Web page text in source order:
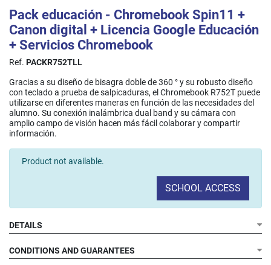
Pack educación - Chromebook Spin11 +
Canon digital + Licencia Google Educación
+ Servicios Chromebook
Ref. PACKR752TLL
Gracias a su diseño de bisagra doble de 360 ° y su robusto diseño
con teclado a prueba de salpicaduras, el Chromebook R752T puede
utilizarse en diferentes maneras en función de las necesidades del
alumno. Su conexión inalámbrica dual band y su cámara con
amplio campo de visión hacen más fácil colaborar y compartir
información.​
Product not available.
SCHOOL ACCESS
DETAILS
CONDITIONS AND GUARANTEES